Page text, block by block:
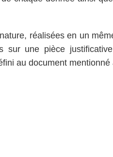
réalisées en un
sur une pièce
au document mentionné